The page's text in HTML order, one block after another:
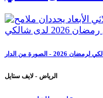
- الصورة من الدار
الرياض - لايف ستايل